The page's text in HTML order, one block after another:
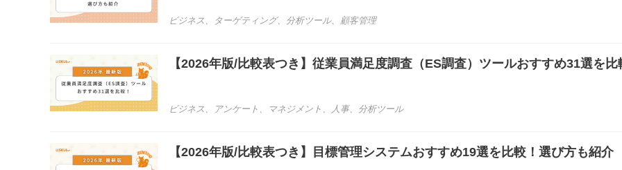
ビジネス 、 ターゲティング、 分析ツール、 顧客管理
【2026年版/比較表つき】従業員満足度調査（ES調査）ツールおすすめ31選を比
ビジネス 、 アンケート 、 マネジメント 、 人事、 分析ツール
【2026年版/比較表つき】目標管理システムおすすめ19選を比較！選び方も紹介